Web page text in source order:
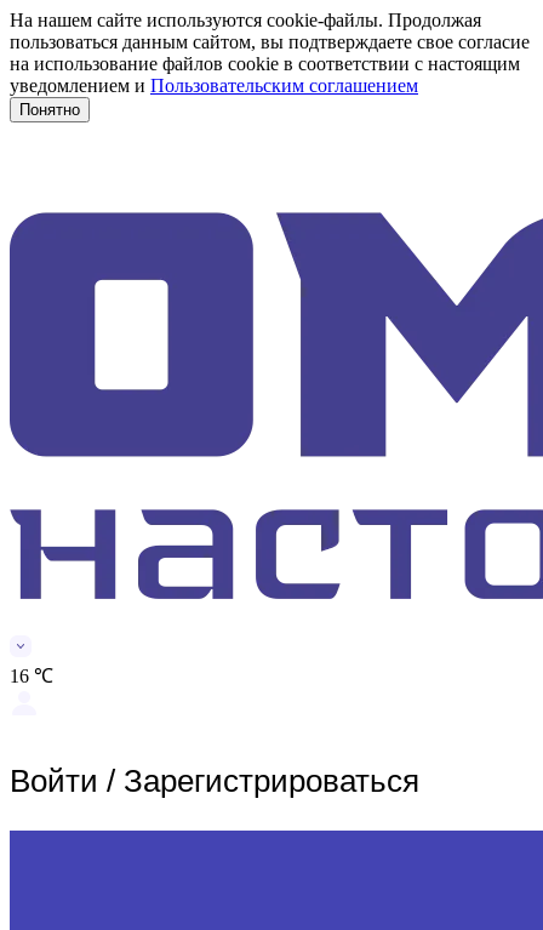
На нашем сайте используются cookie-файлы. Продолжая
пользоваться данным сайтом, вы подтверждаете свое согласие
на использование файлов cookie в соответствии с настоящим
уведомлением и Пользовательским соглашением
Понятно
16 ℃
Войти / Зарегистрироваться